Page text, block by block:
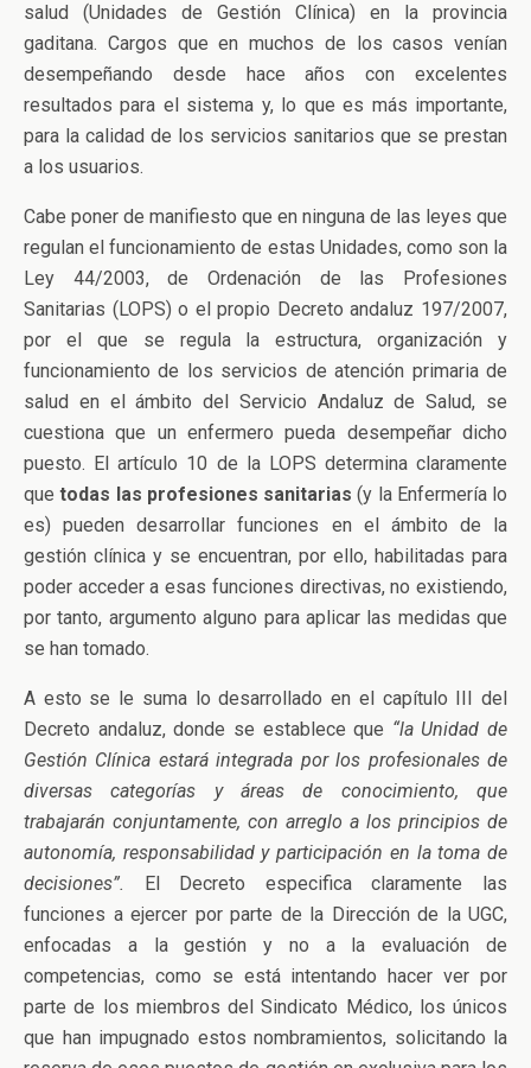
salud (Unidades de Gestión Clínica) en la provincia
gaditana. Cargos que en muchos de los casos venían
desempeñando desde hace años con excelentes
resultados para el sistema y, lo que es más importante,
para la calidad de los servicios sanitarios que se prestan
a los usuarios.
Cabe poner de manifiesto que en ninguna de las leyes que
regulan el funcionamiento de estas Unidades, como son la
Ley 44/2003, de Ordenación de las Profesiones
Sanitarias (LOPS) o el propio Decreto andaluz 197/2007,
por el que se regula la estructura, organización y
funcionamiento de los servicios de atención primaria de
salud en el ámbito del Servicio Andaluz de Salud, se
cuestiona que un enfermero pueda desempeñar dicho
puesto. El artículo 10 de la LOPS determina claramente
quetodas las profesiones sanitarias (y la Enfermería lo
es) pueden desarrollar funciones en el ámbito de la
gestión clínica y se encuentran, por ello, habilitadas para
poder acceder a esas funciones directivas, no existiendo,
por tanto, argumento alguno para aplicar las medidas que
se han tomado.
A esto se le suma lo desarrollado en el capítulo III del
Decreto andaluz, donde se establece que “la Unidad de
Gestión Clínica estará integrada por los profesionales de
diversas categorías y áreas de conocimiento, que
trabajarán conjuntamente, con arreglo a los principios de
autonomía, responsabilidad y participación en la toma de
decisiones”.
El Decreto especifica claramente las
funciones a ejercer por parte de la Dirección de la UGC,
enfocadas a la gestión y no a la evaluación de
competencias, como se está intentando hacer ver por
parte de los miembros del Sindicato Médico, los únicos
que han impugnado estos nombramientos, solicitando la